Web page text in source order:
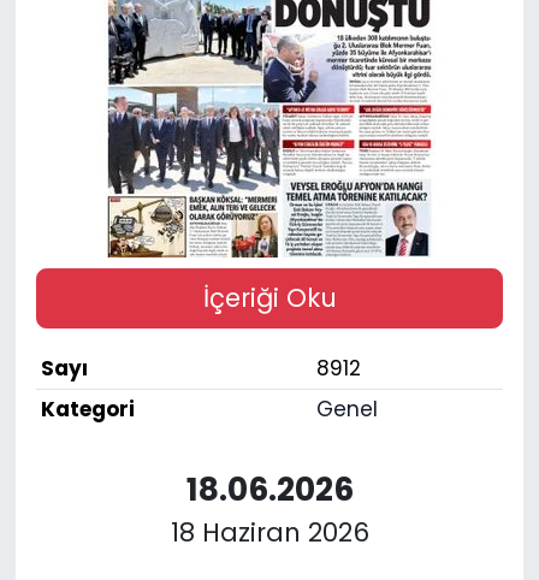
İçeriği Oku
Sayı
8912
Kategori
Genel
18.06.2026
18 Haziran 2026
SPOR
11:11 MANŞET